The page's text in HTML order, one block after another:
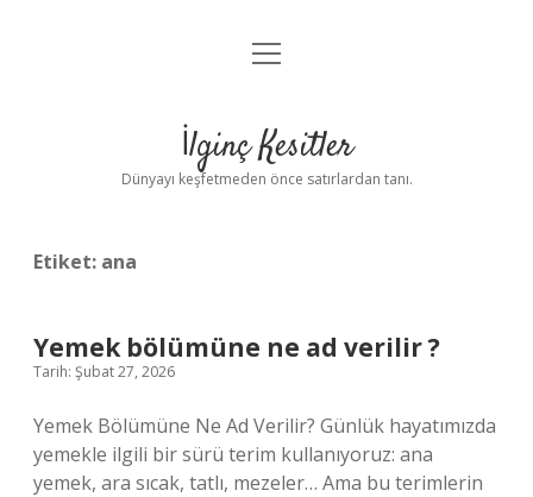
Anasayfa
Yasal Uyarı
menüyü
İlginç Kesitler
Dünyayı keşfetmeden önce satırlardan tanı.
Etiket: ana
Yemek bölümüne ne ad verilir ?
Tarih: Şubat 27, 2026
Yemek Bölümüne Ne Ad Verilir? Günlük hayatımızda
yemekle ilgili bir sürü terim kullanıyoruz: ana
yemek, ara sıcak, tatlı, mezeler… Ama bu terimlerin